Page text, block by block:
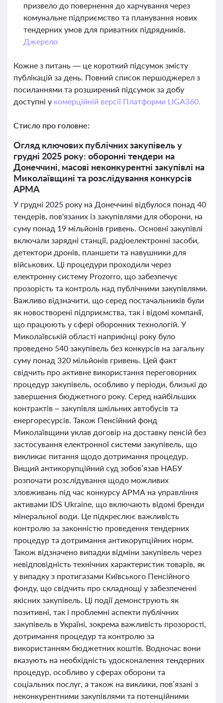
призвело до повернення до харчування через
комунальне підприємство та планування нових
тендерних умов для приватних підрядників.
Джерело
Кожне з питань — це короткий підсумок змісту
публікацій за день. Повний список першоджерел з
посиланнями та розширений підсумок за добу
доступні у комерційній версії Платформи LIGA360.
Стисло про головне:
Огляд ключових публічних закупівель у
грудні 2025 року: оборонні тендери на
Донеччині, масові неконкурентні закупівлі на
Миколаївщині та розслідування конкурсів
АРМА
У грудні 2025 року на Донеччині відбулося понад 40
тендерів, пов'язаних із закупівлями для оборони, на
суму понад 19 мільйонів гривень. Основні закупівлі
включали зарядні станції, радіоелектронні засоби,
детектори дронів, планшети та навушники для
військових. Ці процедури проходили через
електронну систему Prozorro, що забезпечує
прозорість та контроль над публічними закупівлями.
Важливо відзначити, що серед постачальників були
як новостворені підприємства, так і відомі компанії,
що працюють у сфері оборонних технологій. У
Миколаївській області наприкінці року було
проведено 540 закупівель без конкурсів на загальну
суму понад 320 мільйонів гривень. Цей факт
свідчить про активне використання переговорних
процедур закупівель, особливо у періоди, близькі до
завершення бюджетного року. Серед найбільших
контрактів – закупівля шкільних автобусів та
енергоресурсів. Також Пенсійний фонд
Миколаївщини уклав договір на доставку пенсій без
застосування електронної системи закупівель, що
викликає питання щодо дотримання процедур.
Вищий антикорупційний суд зобов’язав НАБУ
розпочати розслідування щодо можливих
зловживань під час конкурсу АРМА на управління
активами IDS Ukraine, що включають відомі бренди
мінеральної води. Це підкреслює важливість
контролю за законністю проведення тендерних
процедур та дотримання антикорупційних норм.
Також відзначено випадки відміни закупівель через
невідповідність технічних характеристик товарів, як
у випадку з протигазами Київського Пенсійного
фонду, що свідчить про складнощі у забезпеченні
якісних закупівель. Ці події демонструють як
позитивні, так і проблемні аспекти публічних
закупівель в Україні, зокрема важливість прозорості,
дотримання процедур та контролю за
використанням бюджетних коштів. Водночас вони
вказують на необхідність удосконалення тендерних
процедур, особливо у сферах оборони та
соціальних послуг, а також на виклики, пов’язані з
неконкурентними закупівлями та потенційними